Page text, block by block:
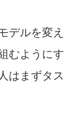
デルを変え
むようにす
はまずタス